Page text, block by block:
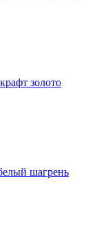
золото
шагрень